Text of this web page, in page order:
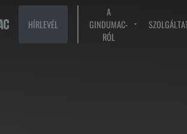
HÍRLEVÉL
A
GINDUMAC-
RÓL